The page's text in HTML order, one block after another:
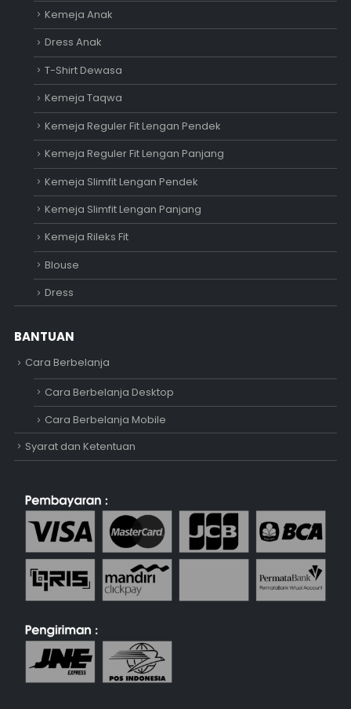
Kemeja Anak
Dress Anak
T-Shirt Dewasa
Kemeja Taqwa
Kemeja Reguler Fit Lengan Pendek
Kemeja Reguler Fit Lengan Panjang
Kemeja Slimfit Lengan Pendek
Kemeja Slimfit Lengan Panjang
Kemeja Rileks Fit
Blouse
Dress
BANTUAN
Cara Berbelanja
Cara Berbelanja Desktop
Cara Berbelanja Mobile
Syarat dan Ketentuan